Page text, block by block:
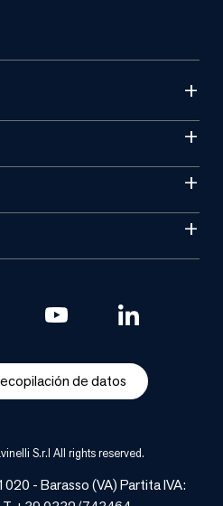
de datos
S.r.l All rights reserved.
- Barasso (VA) Partita IVA: